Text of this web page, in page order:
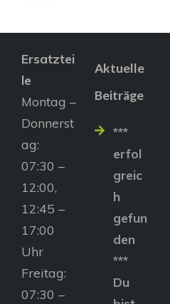
Ersatztei
le
Montag –
Donnerst
ag:
07:30 –
12:00,
12:45 –
17:00
Uhr
Freitag:
07:30 –
Aktuelle
Beiträge
***
erfol
greic
h
gefun
den
***
Du